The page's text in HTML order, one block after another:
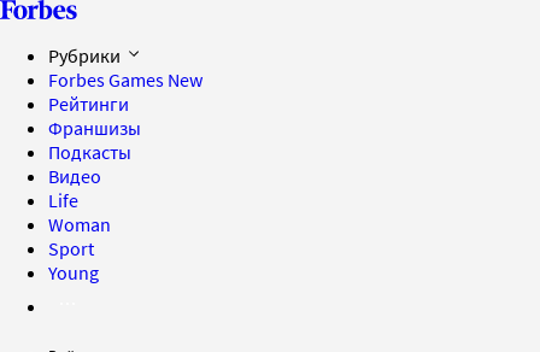
Рубрики
Forbes Games New
Рейтинги
Франшизы
Подкасты
Видео
Life
Woman
Sport
Young